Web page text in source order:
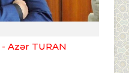
- Azər TURAN